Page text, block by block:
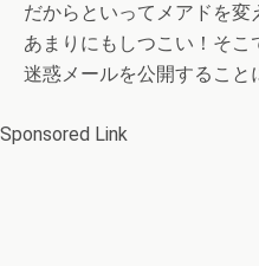
だからといってメアドを変
あまりにもしつこい！そ
迷惑メールを公開すること
Sponsored Link